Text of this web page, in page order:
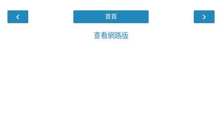
‹ ›
首頁
查看網路版